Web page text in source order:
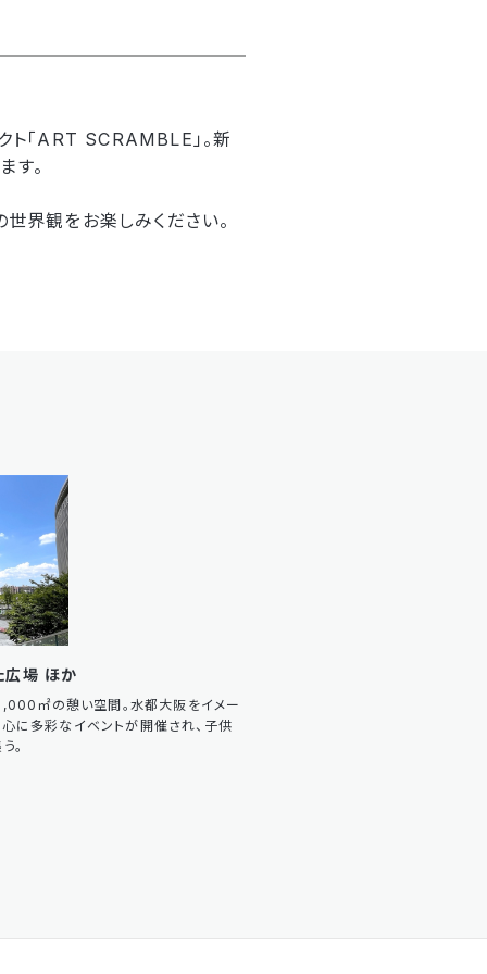
ト「ART SCRAMBLE」。新
す。
界観をお楽しみください。
広場 ほか
㎡の憩い空間。水都大阪をイメー
に多彩なイベントが開催され、子供
。